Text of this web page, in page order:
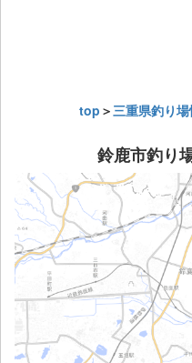
top ＞ 三重県釣り
鈴鹿市釣り